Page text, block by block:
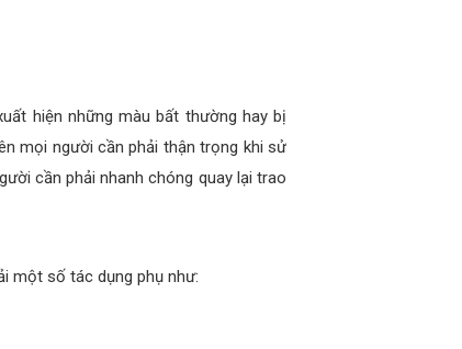
hiện những màu bất thường hay bị
mọi người cần phải thận trọng khi sử
cần phải nhanh chóng quay lại trao
một số tác dụng phụ như: